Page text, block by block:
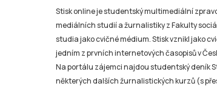
Stisk online je studentský multimediální
mediálních studií a žurnalistiky z Fakulty
studia jako cvičné médium. Stisk vznikl jako
jedním z prvních internetových časopisů v
Na portálu zájemci najdou studentský deník
některých dalších žurnalistických kurzů (s